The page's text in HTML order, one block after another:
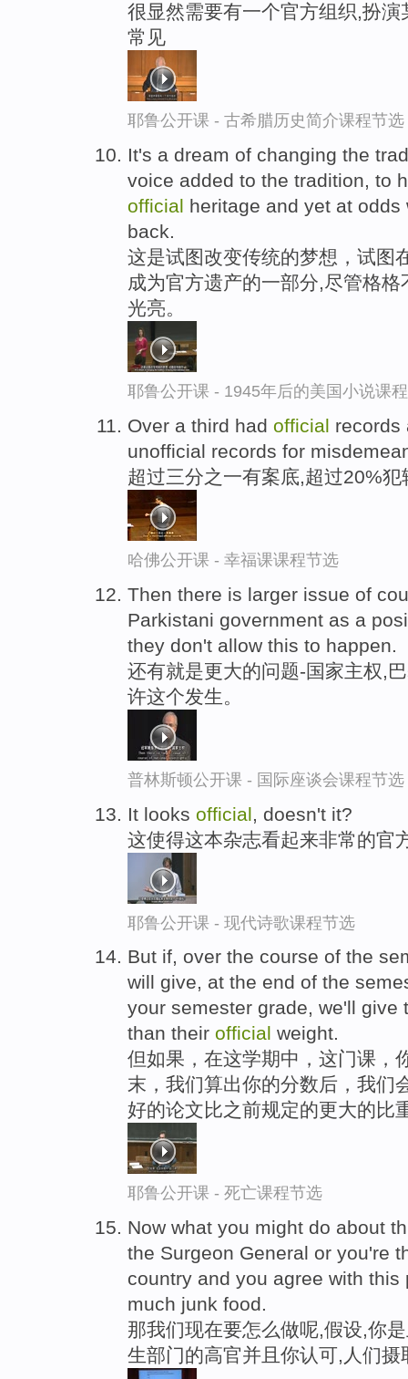
很显然需要有一个官方组织,扮
常见
耶鲁公开课 - 古希腊历史简介课程节选
It's a dream of changing the
voice added to the tradition, to
official heritage and yet at
back.
这是试图改变传统的梦想，试图
成为官方遗产的一部分,尽管格
光亮。
耶鲁公开课 - 1945年后的美国小说课
Over a third had official records
unofficial records for
超过三分之一有案底,超过20%
哈佛公开课 - 幸福课课程节选
Then there is larger issue of
Parkistani government as a
they don't allow this to happen.
还有就是更大的问题-国家主权,
许这个发生。
普林斯顿公开课 - 国际座谈会课程节选
It looks official , doesn't it?
这使得这本杂志看起来非常的官
耶鲁公开课 - 现代诗歌课程节选
But if, over the course of the
will give, at the end of the
your semester grade, we'll give
than their official weight.
但如果，在这学期中，这门课，
末，我们算出你的分数后，我们
好的论文比之前规定的更大的比
耶鲁公开课 - 死亡课程节选
Now what you might do about
the Surgeon General or you're
country and you agree with
much junk food.
那我们现在要怎么做呢,假设,你
生部门的高官并且你认可,人们